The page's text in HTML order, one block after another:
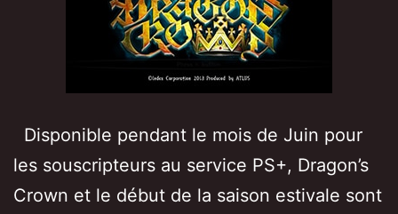
Disponible pendant le mois de Juin pour
les souscripteurs au service PS+, Dragon’s
Crown et le début de la saison estivale sont